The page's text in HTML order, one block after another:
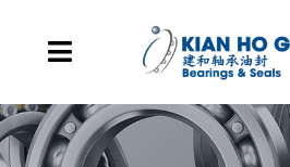
Toggle Navigation
主页